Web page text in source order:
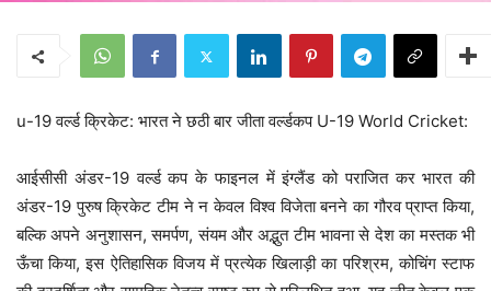
u-19 वर्ल्ड क्रिकेट: भारत ने छठी बार जीता वर्ल्डकप U-19 World Cricket:
आईसीसी अंडर-19 वर्ल्ड कप के फाइनल में इंग्लैंड को पराजित कर भारत की
अंडर-19 पुरुष क्रिकेट टीम ने न केवल विश्व विजेता बनने का गौरव प्राप्त किया,
बल्कि अपने अनुशासन, समर्पण, संयम और अद्भुत टीम भावना से देश का मस्तक भी
ऊँचा किया, इस ऐतिहासिक विजय में प्रत्येक खिलाड़ी का परिश्रम, कोचिंग स्टाफ